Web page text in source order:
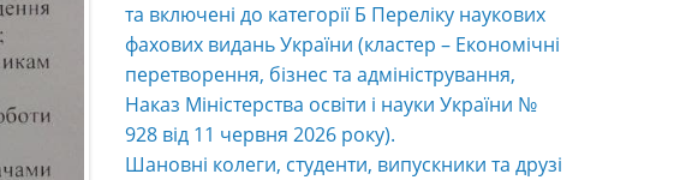
та включені до категорії Б Переліку наукових
фахових видань України (кластер – Економічні
перетворення, бізнес та адміністрування,
Наказ Міністерства освіти і науки України №
928 від 11 червня 2026 року).
Шановні колеги, студенти, випускники та друзі